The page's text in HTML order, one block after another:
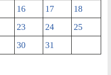
16 17
18
23 24
25
30 31